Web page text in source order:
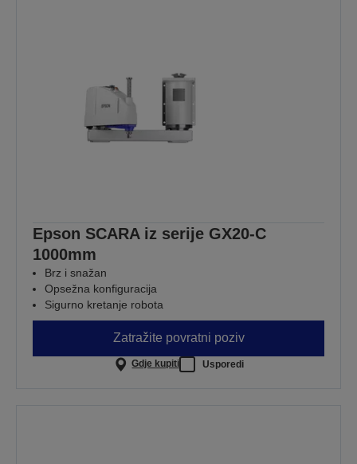
Epson SCARA iz serije GX20-C
1000mm
Brz i snažan
Opsežna konfiguracija
Sigurno kretanje robota
Zatražite povratni poziv
Gdje kupiti Usporedi